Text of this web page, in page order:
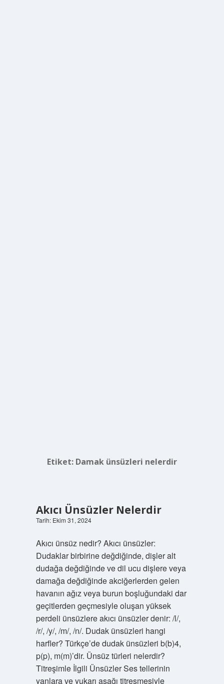
Etiket: Damak ünsüzleri nelerdir
Akıcı Ünsüzler Nelerdir
Tarih: Ekim 31, 2024
Akıcı ünsüz nedir? Akıcı ünsüzler:
Dudaklar birbirine değdiğinde, dişler alt
dudağa değdiğinde ve dil ucu dişlere veya
damağa değdiğinde akciğerlerden gelen
havanın ağız veya burun boşluğundaki dar
geçitlerden geçmesiyle oluşan yüksek
perdeli ünsüzlere akıcı ünsüzler denir: /l/,
/r/, /y/, /m/, /n/. Dudak ünsüzleri hangi
harfler? Türkçe’de dudak ünsüzleri b(b)4,
p(p), m(m)’dir. Ünsüz türleri nelerdir?
Titreşimle İlgili Ünsüzler Ses tellerinin
yanlara ve yukarı aşağı titreşmesiyle